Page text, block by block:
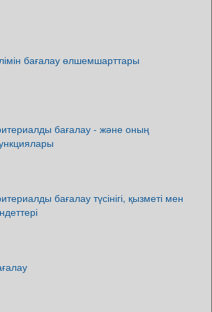
бағалау өлшемшарттары
бағалау - және оның
бағалау түсінігі, қызметі мен